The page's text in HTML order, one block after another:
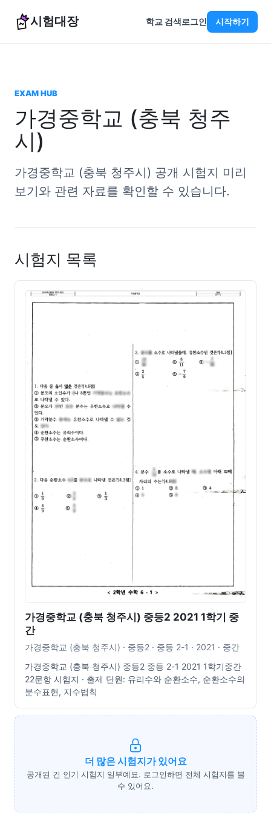
시험대장 학교 검색로그인 시작하기
EXAM HUB
가경중학교 (충북 청주
시)
가경중학교 (충북 청주시) 공개 시험지 미리
보기와 관련 자료를 확인할 수 있습니다.
시험지 목록
가경중학교 (충북 청주시) 중등2 2021 1학기 중
간
가경중학교 (충북 청주시) · 중등2 · 중등 2-1 · 2021 · 중간
가경중학교 (충북 청주시) 중등2 중등 2-1 2021 1학기중간
22문항 시험지 · 출제 단원: 유리수와 순환소수, 순환소수의
분수표현, 지수법칙
더 많은 시험지가 있어요
공개된 건 인기 시험지 일부예요. 로그인하면 전체 시험지를 볼
수 있어요.